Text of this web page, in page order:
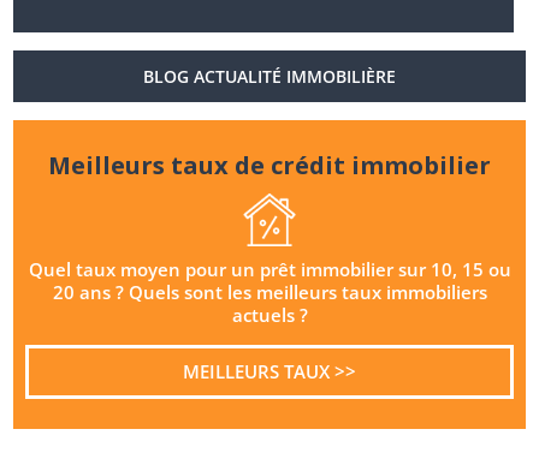
BLOG ACTUALITÉ IMMOBILIÈRE
Meilleurs taux de crédit immobilier
Quel taux moyen pour un prêt immobilier sur 10, 15 ou
20 ans ? Quels sont les meilleurs taux immobiliers
actuels ?
MEILLEURS TAUX >>